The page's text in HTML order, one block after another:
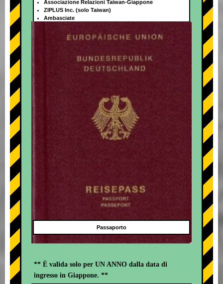
+
Associazione Relazioni Taiwan-Giappone
ZIPLUS Inc. (solo Taiwan)
Ambasciate
Passaporto
** È valida solo per UN ANNO dalla data di
ingresso in Giappone. **